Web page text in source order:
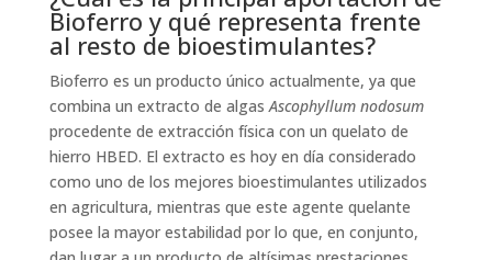
Bioferro y qué representa frente
al resto de bioestimulantes?
Bioferro es un producto único actualmente, ya que
combina un extracto de algasAscophyllum nodosum
procedente de extracción física con un quelato de
hierro HBED. El extracto es hoy en día considerado
como uno de los mejores bioestimulantes utilizados
en agricultura, mientras que este agente quelante
posee la mayor estabilidad por lo que, en conjunto,